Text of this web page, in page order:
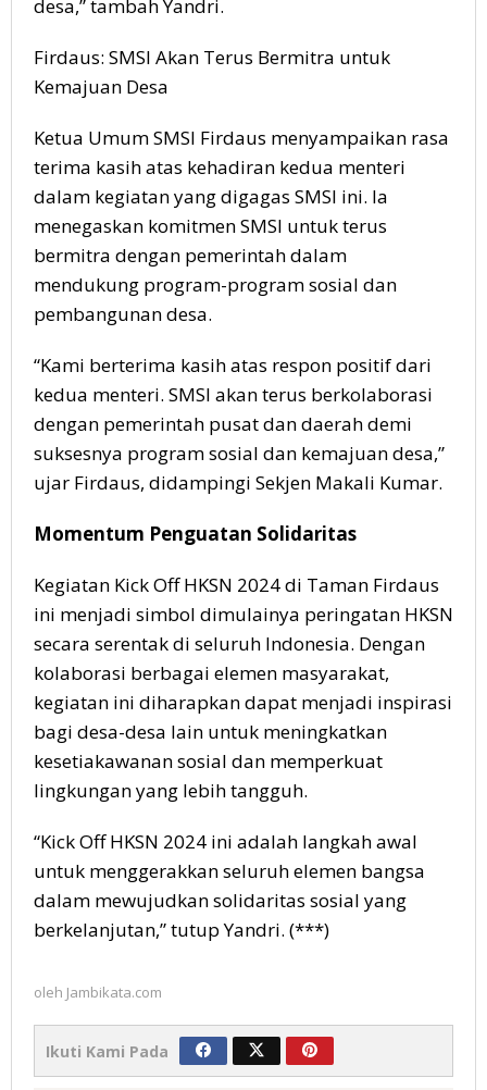
desa,” tambah Yandri.
Firdaus: SMSI Akan Terus Bermitra untuk
Kemajuan Desa
Ketua Umum SMSI Firdaus menyampaikan rasa
terima kasih atas kehadiran kedua menteri
dalam kegiatan yang digagas SMSI ini. Ia
menegaskan komitmen SMSI untuk terus
bermitra dengan pemerintah dalam
mendukung program-program sosial dan
pembangunan desa.
“Kami berterima kasih atas respon positif dari
kedua menteri. SMSI akan terus berkolaborasi
dengan pemerintah pusat dan daerah demi
suksesnya program sosial dan kemajuan desa,”
ujar Firdaus, didampingi Sekjen Makali Kumar.
Momentum Penguatan Solidaritas
Kegiatan Kick Off HKSN 2024 di Taman Firdaus
ini menjadi simbol dimulainya peringatan HKSN
secara serentak di seluruh Indonesia. Dengan
kolaborasi berbagai elemen masyarakat,
kegiatan ini diharapkan dapat menjadi inspirasi
bagi desa-desa lain untuk meningkatkan
kesetiakawanan sosial dan memperkuat
lingkungan yang lebih tangguh.
“Kick Off HKSN 2024 ini adalah langkah awal
untuk menggerakkan seluruh elemen bangsa
dalam mewujudkan solidaritas sosial yang
berkelanjutan,” tutup Yandri. (***)
oleh Jambikata.com
Ikuti Kami Pada